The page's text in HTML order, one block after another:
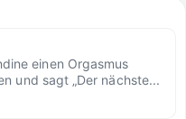
einen Orgasmus
und sagt „Der nächste...